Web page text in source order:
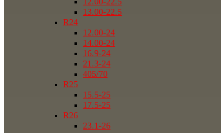
13.00-22.5
R24
12.00-24
14.00-24
16.9-24
21.3-24
405/70
R25
15.5-25
17.5-25
R26
23.1-26